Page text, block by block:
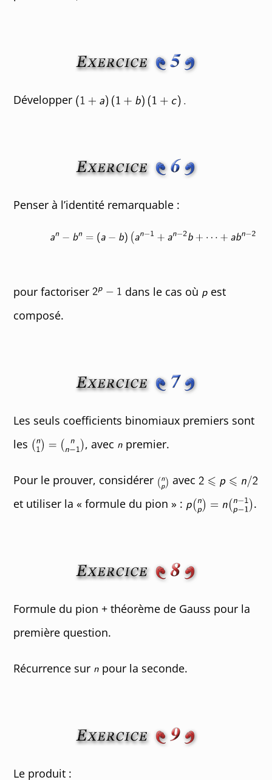
Développer
Penser à l’identité remarquable :
pour factoriser dans le cas où
est
composé.
Les seuls coefficients binomiaux premiers sont
les
, avec premier.
Pour le prouver, considérer
avec
et utiliser la « formule du pion » :
.
Formule du pion + théorème de Gauss pour la
première question.
Récurrence sur pour la seconde.
Le produit :